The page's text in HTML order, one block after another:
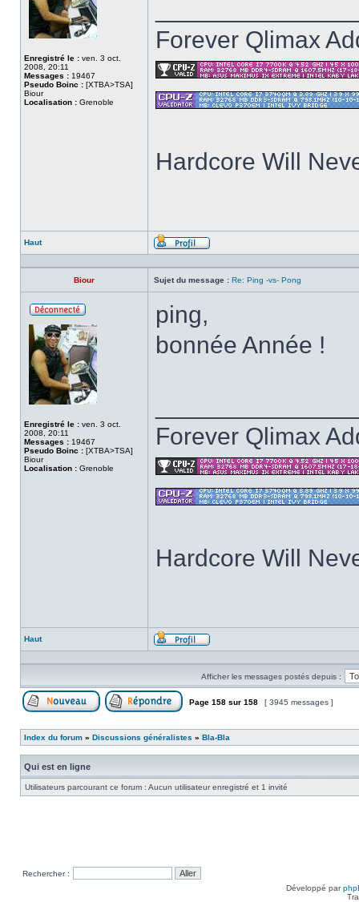
Enregistré le : ven. 3 oct.
2008, 20:11
Messages : 19467
Pseudo Boinc : [XTBA>TSA]
Biour
Localisation : Grenoble
Forever Qlimax
Hardcore Will
Haut
Profil
Biour Sujet du message : Re: Ping -vs- Pong
ligne
Enregistré le : ven. 3 oct.
2008, 20:11
Messages : 19467
Pseudo Boinc : [XTBA>TSA]
Biour
Localisation : Grenoble
ping,
bonnée Année !
Forever Qlimax
Hardcore Will
Haut
Profil
Afficher les messages postés depuis :
Page 158 sur 158 [ 3945 messages ]
Index du forum » Discussions généralistes » Bla-Bla
Qui est en ligne
Utilisateurs parcourant ce forum : Aucun utilisateur enregistré et 1 invité
Rechercher :
Développé par